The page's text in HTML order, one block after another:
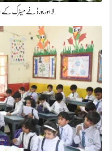
لاہور بورڈ نے میٹرک کے